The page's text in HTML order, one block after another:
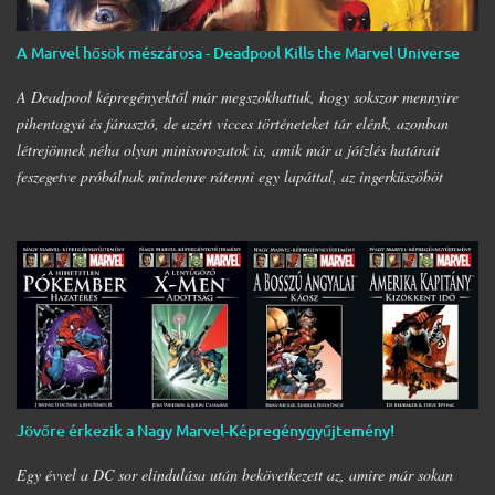
figyelembe venni mind a képregények, mind a filmek terén, a Marvel és a
Sony közös megegyezésének köszönhetően pedig megszületett a legendás
karakter, Venom önálló filmje. (Azt azért hozzátenném zárójelben, hogy
inkább lett ez egy Eddie …
A Marvel hősök mészárosa - Deadpool Kills the Marvel Universe
A Deadpool képregényektől már megszokhattuk, hogy sokszor mennyire
pihentagyú és fárasztó, de azért vicces történeteket tár elénk, azonban
létrejönnek néha olyan minisorozatok is, amik már a jóízlés határait
feszegetve próbálnak mindenre rátenni egy lapáttal, az ingerküszöböt
egyedi, durva, és explicit sztori a Nagyszájú zsoldos ámokfutásáról egy
alternatív Marvel Univerzumban. Aggodalomra tehát semmi ok, ahogy
az a Watcher szavaiból is kiderül, egy alter Univerzumban járunk, amit
szemlélve még Ő maga is teljesen letargikus lesz. Mindenki tudta, hogy
Wade módszerei nem épp a legtisztábbak és leghősiesebbek, arra azért
senki sem számított, hogy fogja magát, és nekiesik az összes Marvel
hősnek, hogy végezzen velük. Történetünk elején az X-Men a Ravencroft
Intézetbe viszi be Deadpool-t, ugyanis elérkezettnek látták az időt, hogy
valaki végre segítsen rajta, me…
Jövőre érkezik a Nagy Marvel-Képregénygyűjtemény!
Egy évvel a DC sor elindulása után bekövetkezett az, amire már sokan